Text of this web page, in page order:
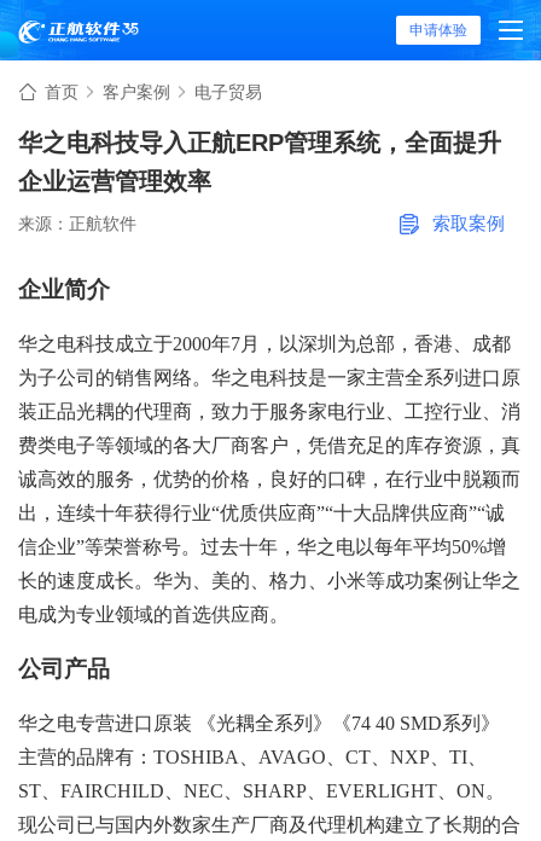
申请体验
首页 客户案例 电子贸易
华之电科技导入正航ERP管理系统，全面提升
企业运营管理效率
来源：正航软件 索取案例
企业简介
华之电科技成立于2000年7月，以深圳为总部，香港、成都
为子公司的销售网络。华之电科技是一家主营全系列进口原
装正品光耦的代理商，致力于服务家电行业、工控行业、消
费类电子等领域的各大厂商客户，凭借充足的库存资源，真
诚高效的服务，优势的价格，良好的口碑，在行业中脱颖而
出，连续十年获得行业“优质供应商”“十大品牌供应商”“诚
信企业”等荣誉称号。过去十年，华之电以每年平均50%增
长的速度成长。华为、美的、格力、小米等成功案例让华之
电成为专业领域的首选供应商。
公司产品
华之电专营进口原装 《光耦全系列》《74 40 SMD系列》
主营的品牌有：TOSHIBA、AVAGO、CT、NXP、TI、
ST、FAIRCHILD、NEC、SHARP、EVERLIGHT、ON。
现公司已与国内外数家生产厂商及代理机构建立了长期的合